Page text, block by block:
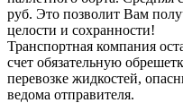
руб. Это позволит Вам
целости и сохранности!
Транспортная компания
счет обязательную
перевозке жидкостей,
ведома отправителя.